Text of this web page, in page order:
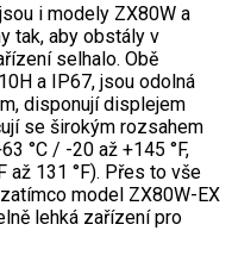
i modely ZX80W a
tak, aby obstály v
selhalo. Obě
a IP67, jsou odolná
disponují displejem
se širokým rozsahem
°C / -20 až +145 °F,
až 131 °F). Přes to vše
model ZX80W-EX
lehká zařízení pro